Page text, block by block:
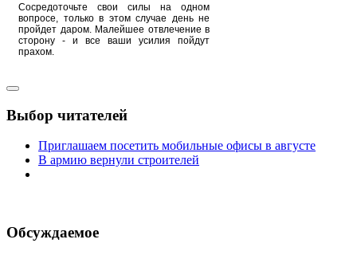
Сосредоточьте свои силы на одном
вопросе, только в этом случае день не
пройдет даром. Малейшее отвлечение в
сторону - и все ваши усилия пойдут
прахом.
Выбор читателей
Приглашаем посетить мобильные офисы в августе
В армию вернули строителей
Обсуждаемое